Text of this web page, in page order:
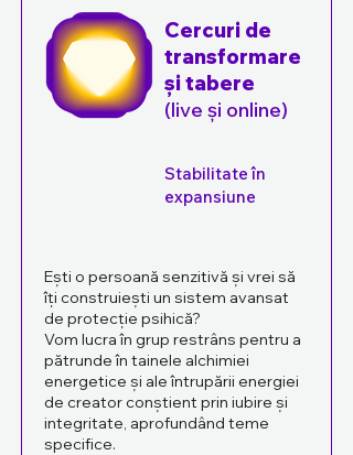
Cercuri de
transformare
și tabere
(live și online)
Stabilitate în
expansiune
Ești o persoană senzitivă și vrei să
îți construiești un sistem avansat
de protecție psihică?
Vom lucra în grup restrâns pentru a
pătrunde în tainele alchimiei
energetice și ale întrupării energiei
de creator conștient prin iubire și
integritate, aprofundând teme
specifice.